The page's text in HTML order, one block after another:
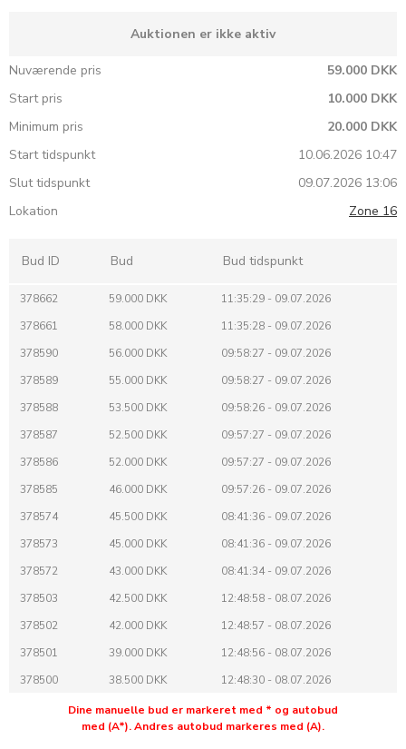
Auktionen er ikke aktiv
Nuværende pris
59.000 DKK
Start pris
10.000 DKK
Minimum pris
20.000 DKK
Start tidspunkt
10.06.2026 10:47
Slut tidspunkt
09.07.2026 13:06
Lokation
Zone 16
Bud ID Bud Bud tidspunkt
378662 59.000 DKK
11:35:29 - 09.07.2026
378661
58.000 DKK
11:35:28 - 09.07.2026
378590
56.000 DKK
09:58:27 - 09.07.2026
378589
55.000 DKK
09:58:27 - 09.07.2026
378588
53.500 DKK
09:58:26 - 09.07.2026
378587
52.500 DKK
09:57:27 - 09.07.2026
378586
52.000 DKK
09:57:27 - 09.07.2026
378585
46.000 DKK
09:57:26 - 09.07.2026
378574
45.500 DKK
08:41:36 - 09.07.2026
378573
45.000 DKK
08:41:36 - 09.07.2026
378572
43.000 DKK
08:41:34 - 09.07.2026
378503
42.500 DKK
12:48:58 - 08.07.2026
378502
42.000 DKK
12:48:57 - 08.07.2026
378501
39.000 DKK
12:48:56 - 08.07.2026
378500
38.500 DKK
12:48:30 - 08.07.2026
38.000 DKK
12:48:30 - 08.07.2026
33.000 DKK
12:48:28 - 08.07.2026
Dine manuelle bud er markeret med * og autobud
med (A*). Andres autobud markeres med (A).